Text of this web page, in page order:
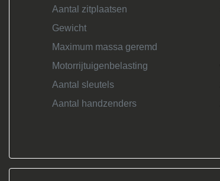
Aantal zitplaatsen
Gewicht
Maximum massa geremd
Motorrijtuigenbelasting
Aantal sleutels
Aantal handzenders